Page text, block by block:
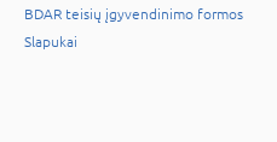
BDAR teisių įgyvendinimo formos
Slapukai